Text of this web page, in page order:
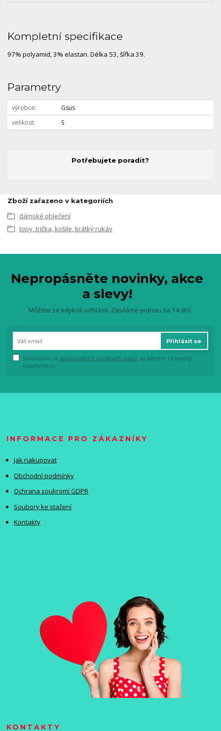
Kompletní specifikace
97% polyamid, 3% elastan. Délka 53, šířka 39.
Parametry
výrobce
Gsus
velikost
S
Potřebujete poradit?
Zboží zařazeno v kategoriích
dámské oblečení
topy, trička, košile, krátký rukáv
Nepropásněte novinky, akce
a slevy!
Můžete se kdykoli odhlásit. Zasíláme jednou za 14 dní.
Přihlásit se
Souhlasím se zpracováním osobních údajů za účelem rozesílky
newsletteru.
INFORMACE PRO ZÁKAZNÍKY
Jak nakupovat
Obchodní podmínky
Ochrana soukromí GDPR
Soubory ke stažení
Kontakty
KONTAKTY